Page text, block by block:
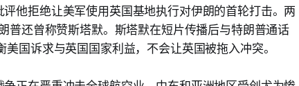
他拒绝让美军使用英国基地执行对伊朗的首轮打击。两
还曾称赞斯塔默。斯塔默在短片传播后与特朗普通话
国诉求与英国国家利益，不会让英国被拖入冲突。